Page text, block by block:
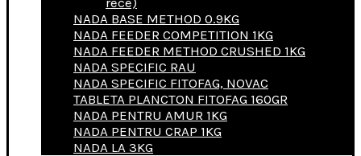
NADA BASE METHOD 0.9KG
NADA FEEDER COMPETITION 1KG
NADA FEEDER METHOD CRUSHED 1KG
NADA SPECIFIC RAU
NADA SPECIFIC FITOFAG, NOVAC
TABLETA PLANCTON FITOFAG 160GR
NADA PENTRU AMUR 1KG
NADA PENTRU CRAP 1KG
NADA LA 3KG